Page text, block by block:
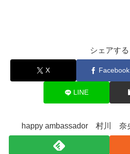
シェアする
X Facebook
LINE
happy ambassador 村川 奈